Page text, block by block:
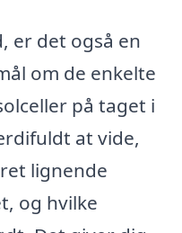
er det også en
om de enkelte
på taget i
at vide,
lignende
og hvilke